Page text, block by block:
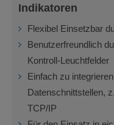
Indikatoren
Flexibel Einsetzbar
Benutzerfreundlich
Kontroll-Leuchtfelder
Einfach zu
Datenschnittstellen,
TCP/IP